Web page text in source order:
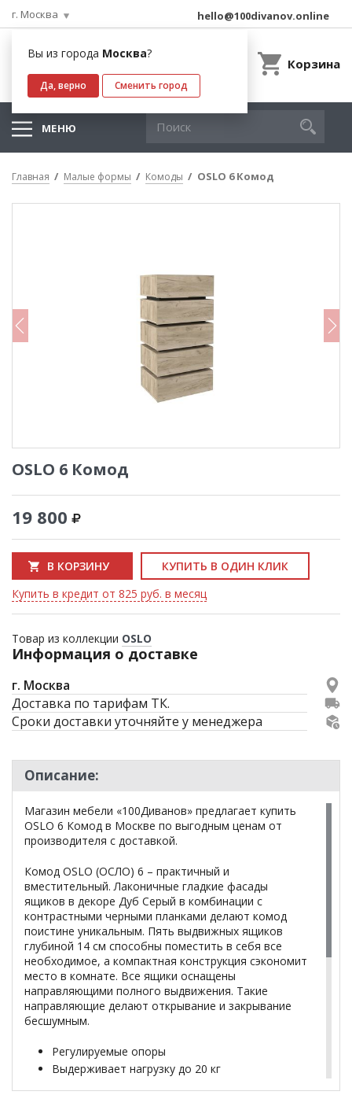
г. Москва
Вы из города Москва?
Да, верно Сменить город
hello@100divanov.online
Корзина
МЕНЮ
Главная Малые формы Комоды OSLO 6 Комод
OSLO 6 Комод
19 800
В КОРЗИНУ
КУПИТЬ В ОДИН КЛИК
Купить в кредит от 825 руб. в месяц
Товар из коллекции OSLO
Информация о доставке
г. Москва
Доставка по тарифам ТК.
Сроки доставки уточняйте у менеджера
Описание:
Магазин мебели «100Диванов» предлагает купить
OSLO 6 Комод в Москве по выгодным ценам от
производителя с доставкой.
Комод OSLO (ОСЛО) 6 – практичный и
вместительный. Лаконичные гладкие фасады
ящиков в декоре Дуб Серый в комбинации с
контрастными черными планками делают комод
поистине уникальным. Пять выдвижных ящиков
глубиной 14 см способны поместить в себя все
необходимое, а компактная конструкция сэкономит
место в комнате. Все ящики оснащены
направляющими полного выдвижения. Такие
направляющие делают открывание и закрывание
бесшумным.
Регулируемые опоры
Выдерживает нагрузку до 20 кг